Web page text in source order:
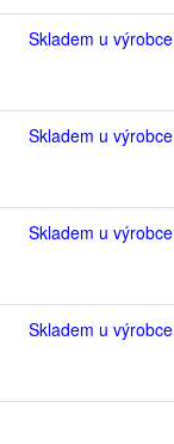
Skladem u výrobce
Skladem u výrobce
Skladem u výrobce
Skladem u výrobce